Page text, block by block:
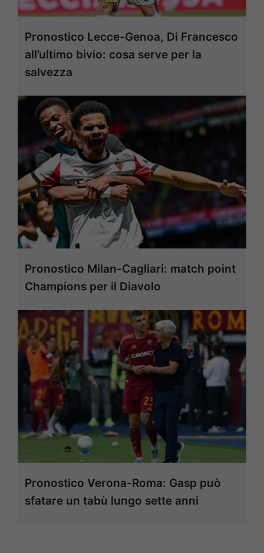
Pronostico Lecce-Genoa, Di Francesco
all’ultimo bivio: cosa serve per la
salvezza
Pronostico Milan-Cagliari: match point
Champions per il Diavolo
Pronostico Verona-Roma: Gasp può
sfatare un tabù lungo sette anni